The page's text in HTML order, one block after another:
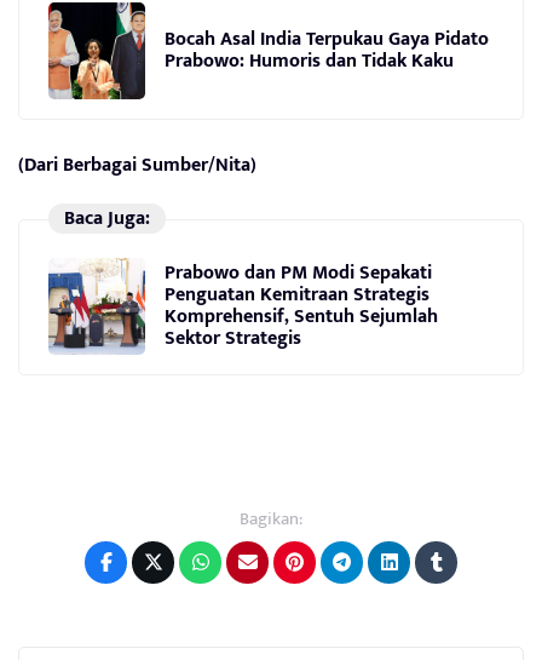
Bocah Asal India Terpukau Gaya Pidato
Prabowo: Humoris dan Tidak Kaku
(Dari Berbagai Sumber/Nita)
Baca Juga:
Prabowo dan PM Modi Sepakati
Penguatan Kemitraan Strategis
Komprehensif, Sentuh Sejumlah
Sektor Strategis
Bagikan: